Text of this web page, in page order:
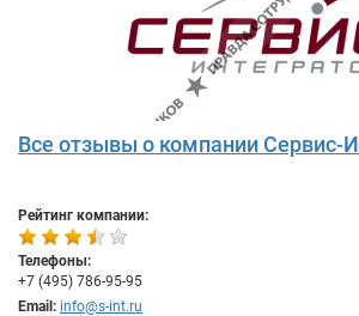
Все отзывы о компании Сервис-
Рейтинг компании:
Телефоны:
+7 (495) 786-95-95
Email: info@s-int.ru